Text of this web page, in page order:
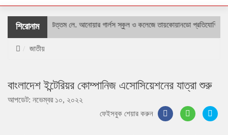
শিরোনাম
শহীদ বীর উত্তম লে. আনোয়ার গার্লস স্কুল ও কলেজে তায়কোয়ানডো প্রতিযোগিতা
জাতীয়
বাংলাদেশ ইন্টেরিয়র কোম্পানিজ এসোসিয়েশনের যাত্রা শুরু
আপডেট: নভেম্বর ১০, ২০২২
ফেইসবুক শেয়ার করুন